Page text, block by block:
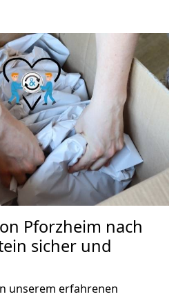
Pforzheim nach
sicher und
unserem erfahrenen